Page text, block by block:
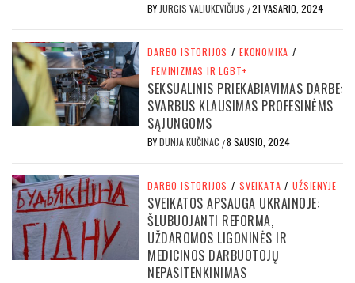
BY JURGIS VALIUKEVIČIUS /21 VASARIO, 2024
DARBO ISTORIJOS / EKONOMIKA /
FEMINIZMAS IR LGBT+
SEKSUALINIS PRIEKABIAVIMAS DARBE:
SVARBUS KLAUSIMAS PROFESINĖMS
SĄJUNGOMS
BYDUNJA KUČINAC /8 SAUSIO, 2024
DARBO ISTORIJOS / SVEIKATA / UŽSIENYJE
SVEIKATOS APSAUGA UKRAINOJE:
ŠLUBUOJANTI REFORMA,
UŽDAROMOS LIGONINĖS IR
MEDICINOS DARBUOTOJŲ
NEPASITENKINIMAS